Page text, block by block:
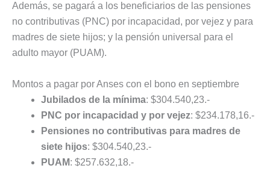
Además, se pagará a los beneficiarios de las pensiones
no contributivas (PNC) por incapacidad, por vejez y para
madres de siete hijos; y la pensión universal para el
adulto mayor (PUAM).
Montos a pagar por Anses con el bono en septiembre
Jubilados de la mínima: $304.540,23.-
PNC por incapacidad y por vejez: $234.178,16.-
Pensiones no contributivas para madres de
siete hijos: $304.540,23.-
PUAM: $257.632,18.-